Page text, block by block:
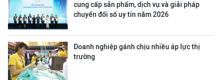
cung cấp sản phẩm, dịch vụ và giải pháp
chuyển đổi số uy tín năm 2026
Doanh nghiệp gánh chịu nhiều áp lực thị
trường